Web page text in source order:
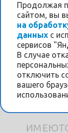
Продолжая
сайтом, вы
на
данных с
сервисов
В случае
отключить
вашего
Информация
каких
определяемой
Гражданского
Перед
проводится
наличии